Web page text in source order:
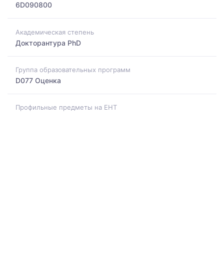
6D090800
Академическая степень
Докторантура PhD
Группа образовательных программ
D077 Оценка
Профильные предметы на ЕНТ